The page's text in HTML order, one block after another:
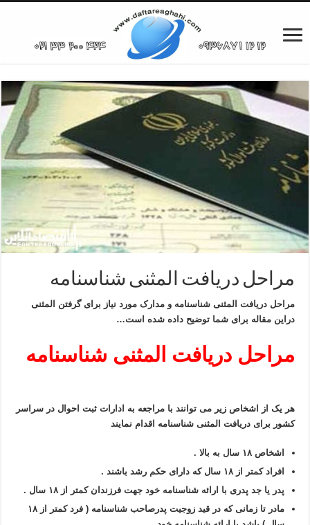
مراحل دریافت المثنی شناسنامه
مراحل دریافت المثنی شناسنامه و مدارک مورد نیاز برای گرفتن المثنی
دراین مقاله برای شما توضیح داده شده است…
مراحل دریافت المثنی شناسنامه
هر یک از اشخاص زیر می توانند با مراجعه به ادارات ثبت احوال در سراسر
کشور برای دریافت المثنی شناسنامه اقدام نمایند
اشخاص ۱۸ سال به بالا .
افراد کمتر از ۱۸ سال که دارای حکم رشد باشند .
پدر یا جد پدری با ارائه شناسنامه خود جهت فرزندان کمتر از ۱۸ سال .
مادر تا زمانی که در قید زوجیت پدرصاحب شناسنامه ( فرد کمتر از ۱۸